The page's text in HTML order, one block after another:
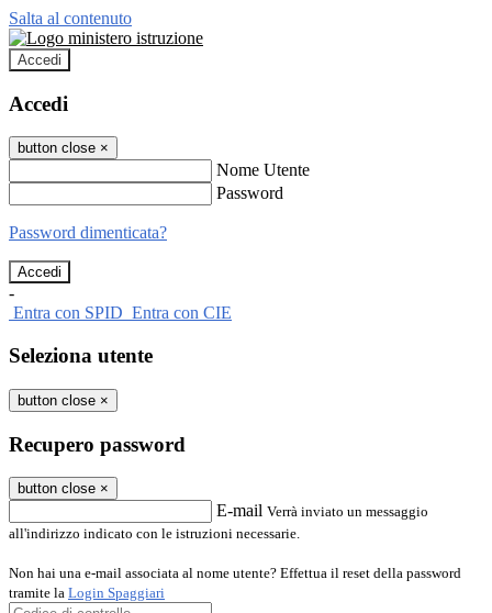
Salta al contenuto
Accedi
Accedi
button close ×
Nome Utente
Password
Password dimenticata?
-
Entra con SPID Entra con CIE
Seleziona utente
button close ×
Recupero password
button close ×
E-mail Verrà inviato un messaggio
all'indirizzo indicato con le istruzioni necessarie.
Non hai una e-mail associata al nome utente? Effettua il reset della password
tramite la Login Spaggiari